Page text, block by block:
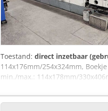
Toestand: direct inzetbaar
114x176mm/254x324mm,
min./max.: 114x178mm/
of peel en seal: 600/min, latex
mogelijk. Credpfjv Rp R Uox Aipjf